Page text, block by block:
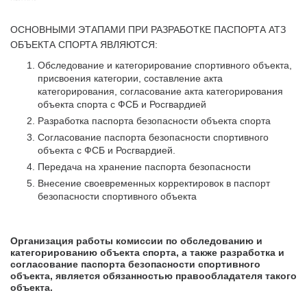
ОСНОВНЫМИ ЭТАПАМИ ПРИ РАЗРАБОТКЕ ПАСПОРТА АТЗ
ОБЪЕКТА СПОРТА ЯВЛЯЮТСЯ:
Обследование и категорирование спортивного объекта,
присвоения категории, составление акта
категорирования, согласование акта категорирования
объекта спорта с ФСБ и Росгвардией
Разработка паспорта безопасности объекта спорта
Согласование паспорта безопасности спортивного
объекта с ФСБ и Росгвардией.
Передача на хранение паспорта безопасности
Внесение своевременных корректировок в паспорт
безопасности спортивного объекта
Организация работы комиссии по обследованию и
категорированию объекта спорта, а также разработка и
согласование паспорта безопасности спортивного
объекта, является обязанностью правообладателя такого
объекта.